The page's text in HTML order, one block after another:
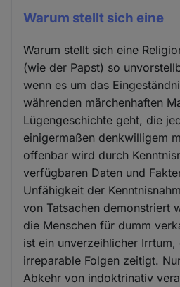
Warum stellt sich eine
Warum stellt sich eine
(wie der Papst) so
wenn es um das
währenden märchenhaften
Lügengeschichte geht, die
einigermaßen denkwilligem
offenbar wird durch
verfügbaren Daten und
Unfähigkeit der
von Tatsachen demonstriert
die Menschen für dumm
ist ein unverzeihlicher
irreparable Folgen zeitigt.
Abkehr von indoktrinativ